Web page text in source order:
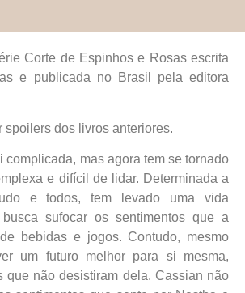
Corte de Espinhos e Rosas escrita
e publicada no Brasil pela editora
spoilers dos livros anteriores.
complicada, mas agora tem se tornado
e difícil de lidar. Determinada a
e todos, tem levado uma vida
sufocar os sentimentos que a
bebidas e jogos. Contudo, mesmo
um futuro melhor para si mesma,
que não desistiram dela. Cassian não